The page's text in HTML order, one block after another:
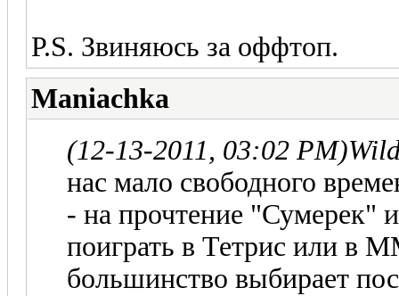
P.S. Звиняюсь за оффтоп.
Maniachka
(12-13-2011, 03:02 PM)
нас мало свободного
- на прочтение "Сумерек"
поиграть в Тетрис или в
большинство выбирает